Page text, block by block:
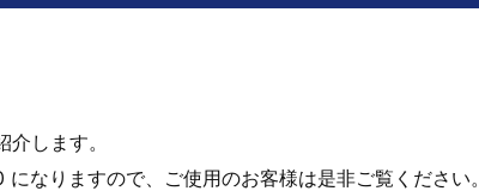
します。
なりますので、ご使用のお客様は是非ご覧ください。